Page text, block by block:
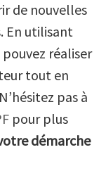
de nouvelles
En utilisant
réaliser
tout en
pas à
pour plus
démarche